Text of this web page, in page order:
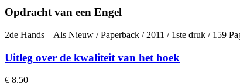
Opdracht van een Engel
2de Hands – Als Nieuw / Paperback / 2011 / 1ste druk / 159
Uitleg over de kwaliteit van het boek
€ 8,50